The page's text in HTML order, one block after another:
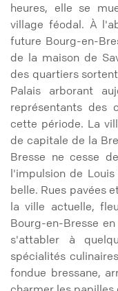
heures, elle se
village féodal. À
future Bourg-en-
de la maison de
des quartiers
Palais arborant
représentants des
cette période. La
de capitale de la
Bresse ne cesse
l'impulsion de
belle. Rues pavées
la ville actuelle,
Bourg-en-Bresse en
s'attabler à
spécialités
fondue bressane,